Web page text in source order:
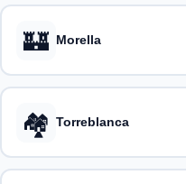
🏰 Morella
🏘️ Torreblanca